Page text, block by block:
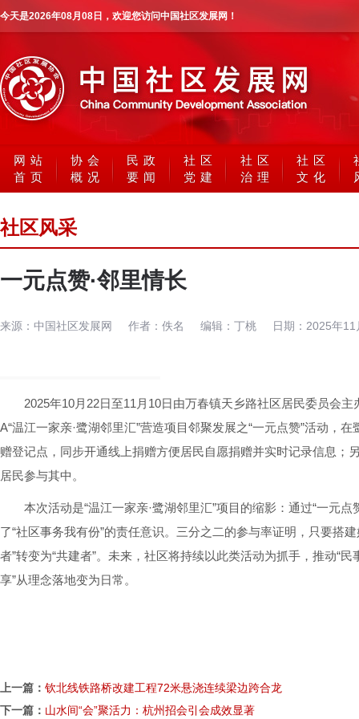
今天是2026年08月08日 ，欢迎您访问中国社区发展网！
网站
首页
协会
概况
民政
要闻
社区
党建
社区
治理
社区
文化
社区风采
一元点赞·邻里情长
来源： 中国社区发展网 作者： 佚名 编辑： 丁桃 日期： 2025年11
2025年10月22日至11月10日由万春镇天乡路社区居民委员会
A“温江一家亲·鹭湖邻里汇”营造项目邻聚发展之“一元点赞”活动，
赠登记点，同步开通线上捐赠方便居民自愿捐赠并实时记录信息；
居民参与其中。
本次活动是“温江一家亲·鹭湖邻里汇”项目的缩影：通过“一元
了“社区事务我有份”的责任意识。三分之二的参与率证明，只要搭
者”转变为“共建者”。未来，社区将持续以此类活动为抓手，推动“
享”从理念落地变为日常。
上一篇： 钦北线铁路桥改建工程72米悬浇连续梁边跨合龙
下一篇： 山水间“会”聚活力：杭州招会引会成效显著